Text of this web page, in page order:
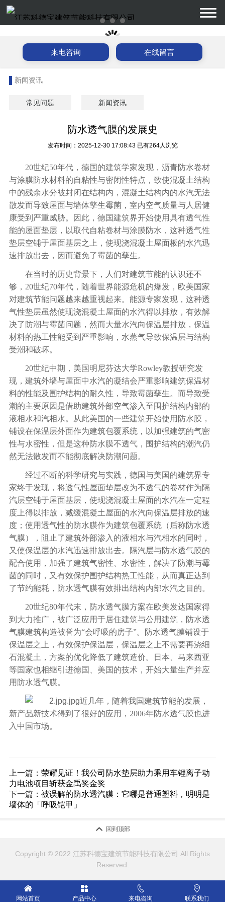
来电咨询 在线留言
新闻资讯
常见问题 新闻资讯
防水透气膜的发展史
发布时间：2025-12-30 17:08:43 已有264人浏览
20世纪50年代，德国的建筑学家发现，沥青防水卷材
与涂膜防水材料的自粘性与密闭性特点，致使混凝土结构
中的残余水分被封闭在结构内，混凝土结构内的水汽无法
散发而导致屋面与墙体孳生霉菌，室内空气质量与人居健
康受到严重威胁。因此，德国建筑界开始使用具有透气性
能的屋面垫层，以取代自粘卷材与涂膜防水，这种透气性
垫层空铺于屋面基层之上，使现浇混凝土屋面板的水汽迅
速排放出去，因而避免了霉菌的孳生。
在当时的历史背景下，人们对建筑节能的认识还不
够，20世纪70年代，随着世界能源危机的爆发，欧美国家
对建筑节能问题越来越重视起来。能源专家发现，这种透
气性垫层虽然使现浇混凝土屋面的水汽得以排放，有效解
决了防潮与霉菌问题，然而大量水汽向保温层排放，保温
材料的热工性能受到严重影响，水蒸气导致保温层与结构
受潮和破坏。
20世纪中期，美国明尼芬达大学Rowley教授研究发
现，建筑外墙与屋面中水汽的凝结会严重影响建筑保温材
料的性能及围护结构的耐久性，导致霉菌孳生。而导致受
潮的主要原因是借助建筑外部空气渗入至围护结构内部的
液相水和汽相水。从此美国的一些建筑开始使用防水膜，
铺设在保温层外面作为建筑包覆系统，以加强建筑的气密
性与水密性，但是这种防水膜不透气，围护结构的潮汽仍
然无法散发而不能彻底解决防潮问题。
经过不断的科学研究与实践，德国与美国的建筑界专
家终于发现，将透气性屋面垫层改为不透气的卷材作为隔
汽层空铺于屋面基层，使现浇混凝土屋面的水汽在一定程
度上得以排放，减缓混凝土屋面的水汽向保温层排放的速
度；使用透气性的防水膜作为建筑包覆系统（后称防水透
气膜），阻止了建筑外部渗入的液相水与汽相水的同时，
又使保温层的水汽迅速排放出去。隔汽层与防水透气膜的
配合使用，加强了建筑气密性、水密性，解决了防潮与霉
菌的同时，又有效保护围护结构热工性能，从而真正达到
了节约能耗，防水透气膜有效排出结构内部水汽之目的。
20世纪80年代末，防水透气膜方案在欧美发达国家得
到大力推广，被广泛应用于居住建筑与公用建筑，防水透
气膜建筑构造被誉为“会呼吸的房子”。防水透气膜铺设于
保温层之上，有效保护保温层，保温层之上不需要再浇细
石混凝土，方案的优化降低了建筑造价。日本、马来西亚
等国家也相继引进德国、美国的技术，开始大量生产并应
用防水透气膜。
近几年，随着我国建筑节能的发展，
新产品新技术得到了很好的应用，2006年防水透气膜也进
入中国市场。
上一篇： 荣耀见证！我公司防水垫层助力乘用车锂离子动
力电池项目斩获金禹奖金奖
下一篇： 被误解的防水透汽膜：它哪是普通塑料，明明是
墙体的「呼吸铠甲」
 回到顶部
Copyright © 2022 江苏科德宝建筑节能科技有限公司 All Rights
Reserved.

网站首页

产品中心

来电咨询

联系我们